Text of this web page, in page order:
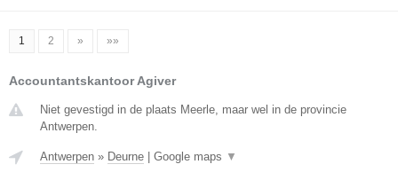
1 2 » »»
Accountantskantoor Agiver
Niet gevestigd in de plaats Meerle, maar wel in de provincie
Antwerpen.
Antwerpen » Deurne Google maps ▼